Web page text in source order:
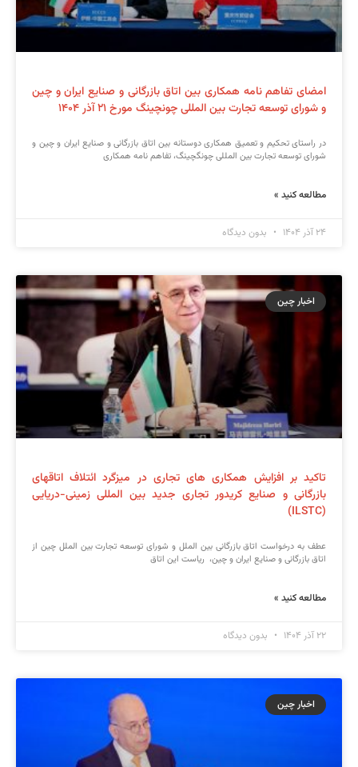
امضای تفاهم نامه همکاری بین اتاق بازرگانی و صنایع ایران و چین
و شورای توسعه تجارت بین المللی چونچینگ مورخ ۲۱ آذر ۱۴۰۴
در راستای تحکیم و تعمیق همکاری دوستانه بین اتاق بازرگانی و صنایع ایران و چین و
شورای توسعه تجارت بین المللی چونگچینگ، تفاهم نامه همکاری
مطالعه کنید »
۲۴ آذر ۱۴۰۴ بدون دیدگاه
اخبار چین
تاکید بر افزایش همکاری های تجاری در میزگرد ائتلاف اتاقهای
بازرگانی و صنایع کریدور تجاری جدید بین المللی زمینی-دریایی
(ILSTC)
عطف به درخواست اتاق بازرگانی بین الملل و شورای توسعه تجارت بین الملل چین از
اتاق بازرگانی و صنایع ایران و چین، ریاست این اتاق
مطالعه کنید »
۲۲ آذر ۱۴۰۴ بدون دیدگاه
اخبار چین